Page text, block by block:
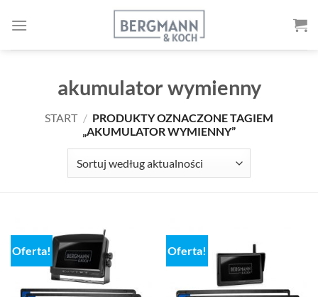
akumulator wymienny
START / PRODUKTY OZNACZONE TAGIEM
„AKUMULATOR WYMIENNY”
Oferta! Oferta!